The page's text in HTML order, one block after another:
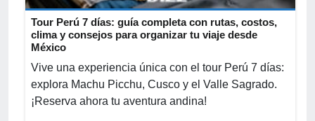
Tour Perú 7 días: guía completa con rutas, costos,
clima y consejos para organizar tu viaje desde
México
Vive una experiencia única con el tour Perú 7 días:
explora Machu Picchu, Cusco y el Valle Sagrado.
¡Reserva ahora tu aventura andina!